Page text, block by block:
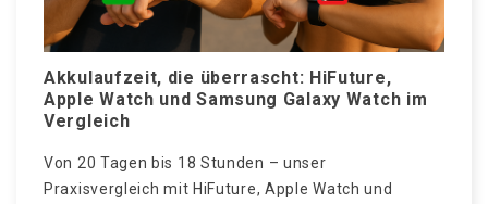
Akkulaufzeit, die überrascht: HiFuture,
Apple Watch und Samsung Galaxy Watch im
Vergleich
Von 20 Tagen bis 18 Stunden – unser
Praxisvergleich mit HiFuture, Apple Watch und